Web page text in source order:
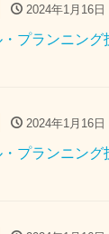
2024年1月16日
プランニン
2024年1月16日
プランニン